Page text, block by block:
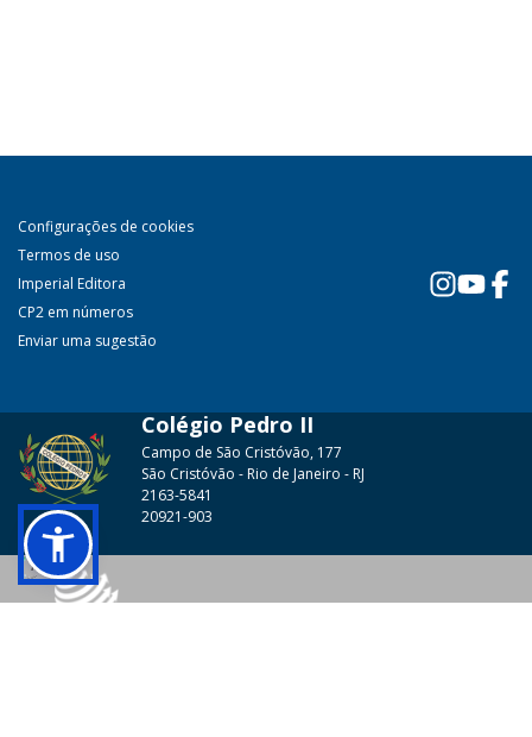
Configurações de cookies
Termos de uso
Imperial Editora
CP2 em números
Enviar uma sugestão
Colégio Pedro II
Campo de São Cristóvão, 177
São Cristóvão - Rio de Janeiro - RJ
2163-5841
20921-903